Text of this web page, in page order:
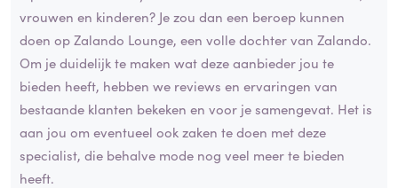
vrouwen en kinderen? Je zou dan een beroep kunnen
doen op Zalando Lounge, een volle dochter van Zalando.
Om je duidelijk te maken wat deze aanbieder jou te
bieden heeft, hebben we reviews en ervaringen van
bestaande klanten bekeken en voor je samengevat. Het is
aan jou om eventueel ook zaken te doen met deze
specialist, die behalve mode nog veel meer te bieden
heeft.